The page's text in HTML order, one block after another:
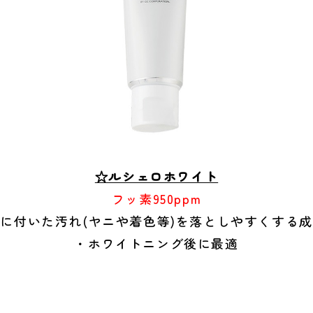
☆ルシェロホワイト
フッ素950ppm
付いた汚れ(ヤニや着色等)を落としやすくする
・ホワイトニング後に最適